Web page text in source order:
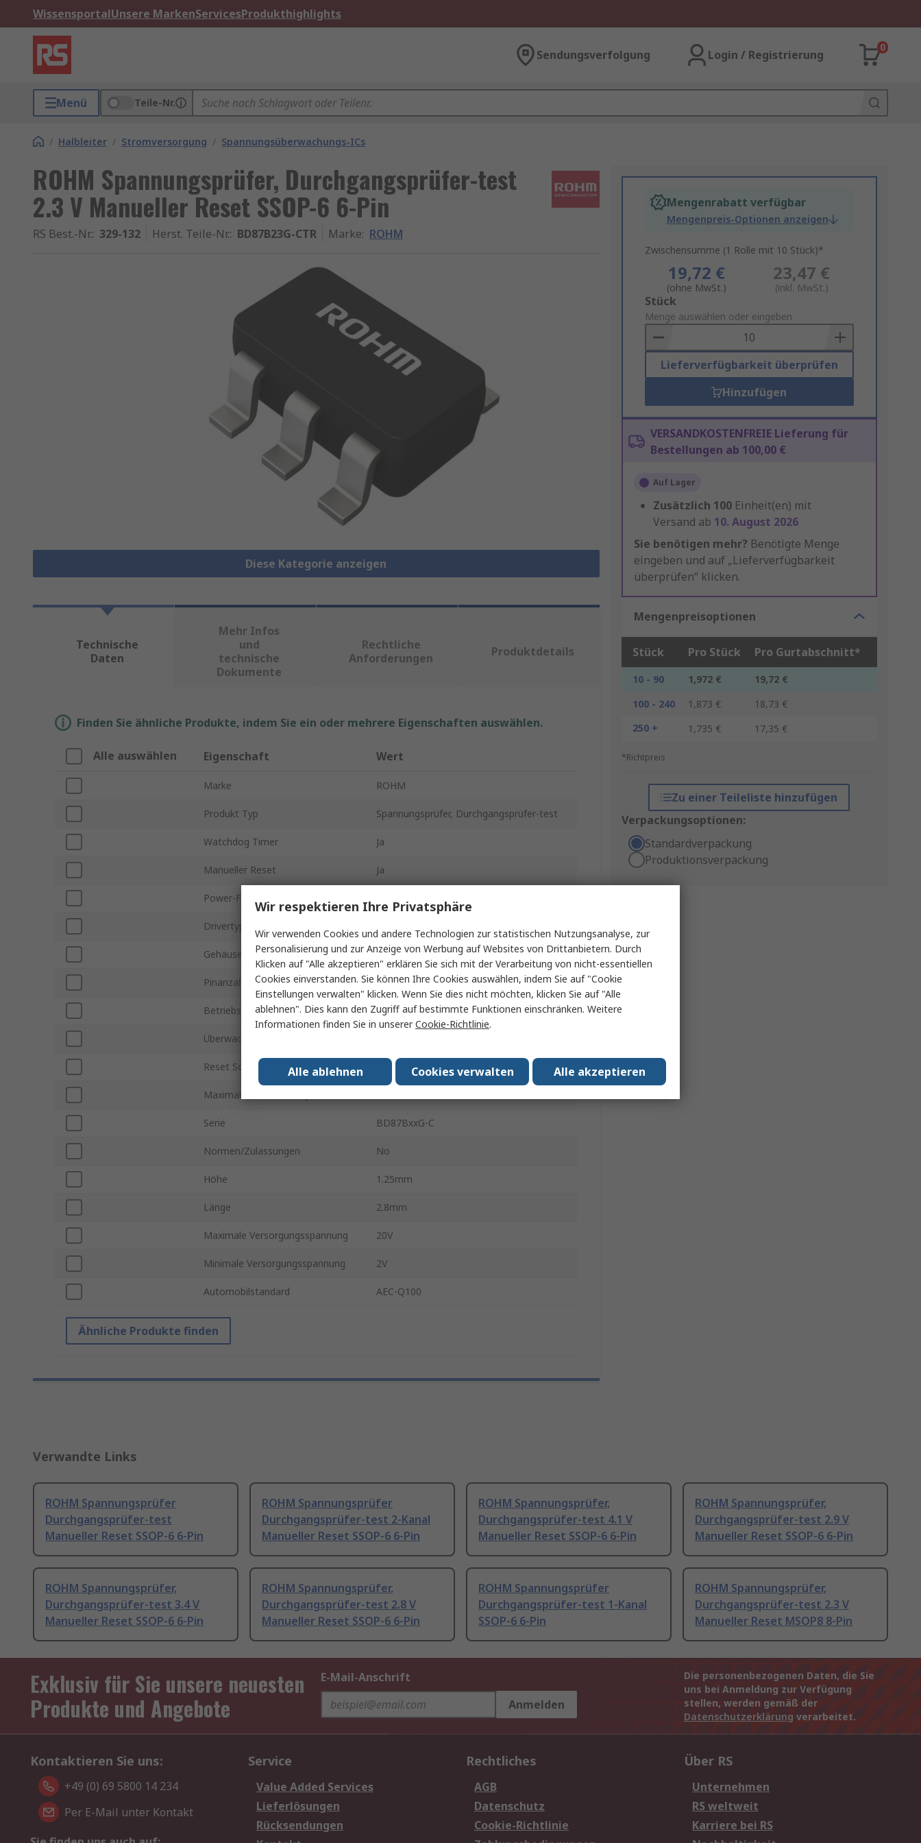
WissensportalUnsere MarkenServicesProdukthighlights
Sendungsverfolgung Login / Registrierung
0
Menü Teile-Nr.
/ Halbleiter / Stromversorgung / Spannungsüberwachungs-ICs
ROHM Spannungsprüfer, Durchgangsprüfer-test
2.3 V Manueller Reset SSOP-6 6-Pin
RS Best.-Nr.: 329-132 Herst. Teile-Nr.: BD87B23G-CTR Marke: ROHM
Diese Kategorie anzeigen
Mengenrabatt verfügbar
Mengenpreis-Optionen anzeigen
Zwischensumme (1 Rolle mit 10 Stück)*
19,72 €
(ohne MwSt.)
23,47 €
(inkl. MwSt.)
Add
to
Basket
Stück
Menge auswählen oder eingeben
Lieferverfügbarkeit überprüfen
Hinzufügen
VERSANDKOSTENFREIE Lieferung für
Bestellungen ab 100,00 €
Auf Lager
Zusätzlich 100 Einheit(en) mit
Versand ab 10. August 2026
Sie benötigen mehr? Benötigte Menge
eingeben und auf „Lieferverfügbarkeit
überprüfen“ klicken.
Mengenpreisoptionen
Stück Pro Stück Pro Gurtabschnitt*
10 - 90 1,972 €
19,72 €
100 - 240
1,873 €
18,73 €
250 +
1,735 € 17,35 €
*Richtpreis
Zu einer Teileliste hinzufügen
Verpackungsoptionen:
Standardverpackung
Produktionsverpackung
Technische
Daten
Mehr Infos
und
technische
Dokumente
Rechtliche
Anforderungen
Produktdetails
Finden Sie ähnliche Produkte, indem Sie ein oder mehrere Eigenschaften auswählen.
Alle auswählen Eigenschaft Wert
Marke ROHM
Produkt Typ Spannungsprüfer, Durchgangsprüfer-test
Watchdog Timer Ja
Manueller Reset Ja
Power-Fail-Erkennung
Drivertyp Ausgang
Gehäusegröße SSOP-6
Pinanzahl 6
Betriebstemperatur min. -40°C
Überwachte Spannung
Reset Schwellenspannung 2.3V
Maximale Betriebstemperatur
Serie BD87BxxG-C
Normen/Zulassungen No
Höhe 1.25mm
Länge 2.8mm
Maximale Versorgungsspannung 20V
Minimale Versorgungsspannung 2V
Automobilstandard AEC-Q100
Ähnliche Produkte finden
Verwandte Links
ROHM Spannungsprüfer
Durchgangsprüfer-test
Manueller Reset SSOP-6 6-Pin
ROHM Spannungsprüfer
Durchgangsprüfer-test 2-Kanal
Manueller Reset SSOP-6 6-Pin
ROHM Spannungsprüfer,
Durchgangsprüfer-test 4.1 V
Manueller Reset SSOP-6 6-Pin
ROHM Spannungsprüfer,
Durchgangsprüfer-test 2.9 V
Manueller Reset SSOP-6 6-Pin
ROHM Spannungsprüfer,
Durchgangsprüfer-test 3.4 V
Manueller Reset SSOP-6 6-Pin
ROHM Spannungsprüfer,
Durchgangsprüfer-test 2.8 V
Manueller Reset SSOP-6 6-Pin
ROHM Spannungsprüfer
Durchgangsprüfer-test 1-Kanal
SSOP-6 6-Pin
ROHM Spannungsprüfer,
Durchgangsprüfer-test 2.3 V
Manueller Reset MSOP8 8-Pin
Exklusiv für Sie unsere neuesten
Produkte und Angebote
E-Mail-Anschrift
Anmelden
Die personenbezogenen Daten, die Sie
uns bei Anmeldung zur Verfügung
stellen, werden gemäß der
Datenschutzerklärung verarbeitet.
Kontaktieren Sie uns:
+49 (0) 69 5800 14 234
Per E-Mail unter Kontakt
Service
Value Added Services
Lieferlösungen
Rücksendungen
Rechtliches
AGB
Datenschutz
Cookie-Richtlinie
Über RS
Unternehmen
RS weltweit
Karriere bei RS
Wir respektieren Ihre Privatsphäre
Wir verwenden Cookies und andere Technologien zur statistischen Nutzungsanalyse, zur
Personalisierung und zur Anzeige von Werbung auf Websites von Drittanbietern. Durch
Klicken auf "Alle akzeptieren" erklären Sie sich mit der Verarbeitung von nicht-essentiellen
Cookies einverstanden. Sie können Ihre Cookies auswählen, indem Sie auf "Cookie
Einstellungen verwalten" klicken. Wenn Sie dies nicht möchten, klicken Sie auf "Alle
ablehnen". Dies kann den Zugriff auf bestimmte Funktionen einschränken. Weitere
Informationen finden Sie in unsererCookie-Richtlinie.
Alle akzeptieren
Cookies verwalten
Alle ablehnen